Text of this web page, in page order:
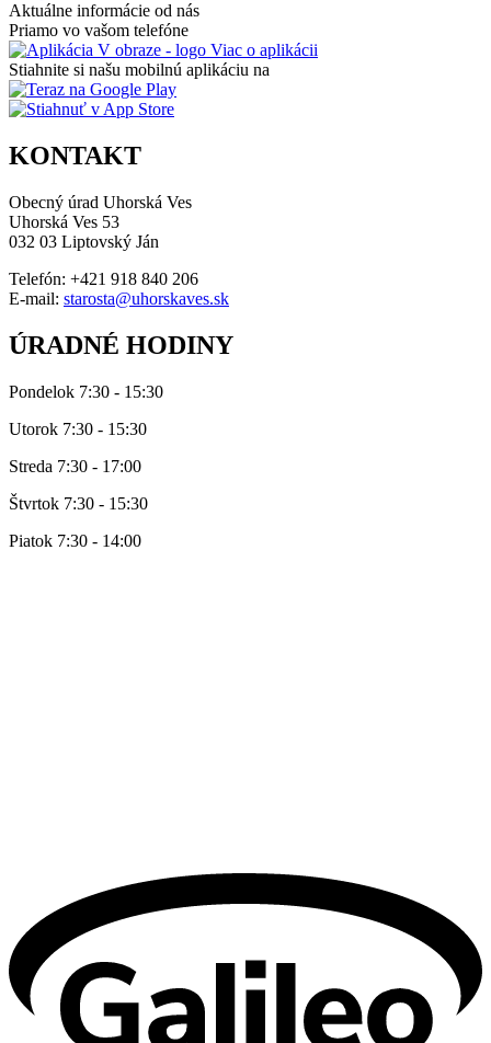
Aktuálne informácie od nás
Priamo vo vašom telefóne
Viac o aplikácii
Stiahnite si našu mobilnú aplikáciu na
KONTAKT
Obecný úrad Uhorská Ves
Uhorská Ves 53
032 03 Liptovský Ján
Telefón: +421 918 840 206
E-mail: starosta@uhorskaves.sk
ÚRADNÉ HODINY
Pondelok 7:30 - 15:30
Utorok 7:30 - 15:30
Streda 7:30 - 17:00
Štvrtok 7:30 - 15:30
Piatok 7:30 - 14:00